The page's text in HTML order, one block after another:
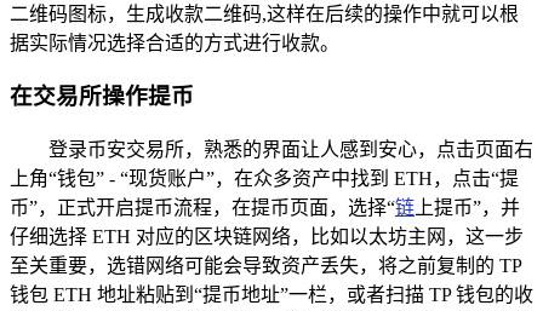
二维码图标，生成收款二维码,这样在后续的操作中就可以根
据实际情况选择合适的方式进行收款。
在交易所操作提币
登录币安交易所，熟悉的界面让人感到安心，点击页面右
上角“钱包” - “现货账户”，在众多资产中找到 ETH，点击“提
币”，正式开启提币流程，在提币页面，选择“链 上提币”，并
仔细选择 ETH 对应的区块链网络，比如以太坊主网，这一步
至关重要，选错网络可能会导致资产丢失，将之前复制的 TP
钱包 ETH 地址粘贴到“提币地址”一栏，或者扫描 TP 钱包的收